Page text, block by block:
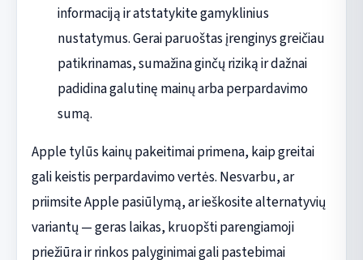
informaciją ir atstatykite gamyklinius
nustatymus. Gerai paruoštas įrenginys greičiau
patikrinamas, sumažina ginčų riziką ir dažnai
padidina galutinę mainų arba perpardavimo
sumą.
Apple tylūs kainų pakeitimai primena, kaip greitai
gali keistis perpardavimo vertės. Nesvarbu, ar
priimsite Apple pasiūlymą, ar ieškosite alternatyvių
variantų — geras laikas, kruopšti parengiamoji
priežiūra ir rinkos palyginimai gali pastebimai